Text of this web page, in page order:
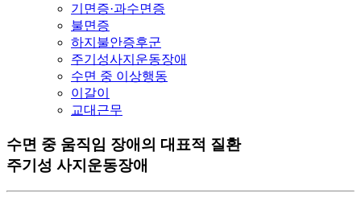
기면증·과수면증
불면증
하지불안증후군
주기성사지운동장애
수면 중 이상행동
이갈이
교대근무
수면 중 움직임 장애의 대표적 질환
주기성 사지운동장애